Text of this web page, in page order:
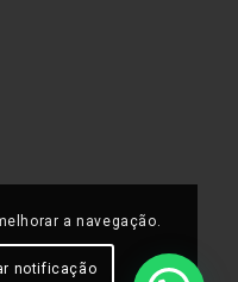
a navegação.
notificação